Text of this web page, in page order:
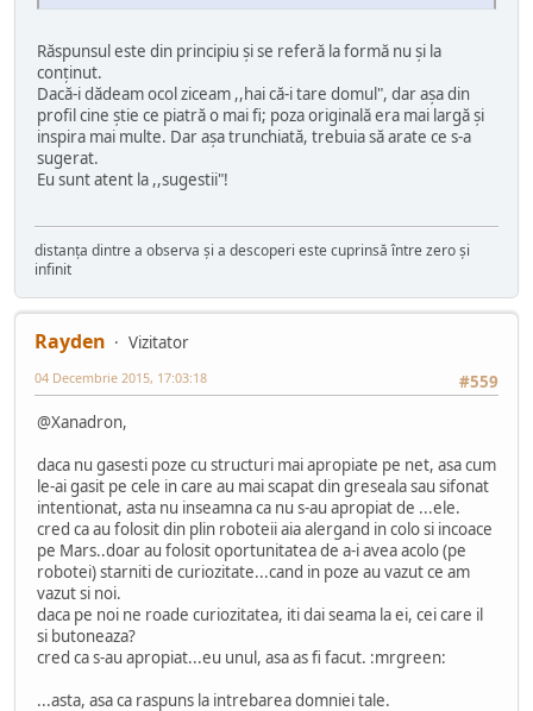
Răspunsul este din principiu și se referă la formă nu și la
conținut.
Dacă-i dădeam ocol ziceam ,,hai că-i tare domul", dar așa din
profil cine știe ce piatră o mai fi; poza originală era mai largă și
inspira mai multe. Dar așa trunchiată, trebuia să arate ce s-a
sugerat.
Eu sunt atent la ,,sugestii"!
distanța dintre a observa și a descoperi este cuprinsă între zero și
infinit
Rayden
Vizitator
#559
04 Decembrie 2015, 17:03:18
@Xanadron,
daca nu gasesti poze cu structuri mai apropiate pe net, asa cum
le-ai gasit pe cele in care au mai scapat din greseala sau sifonat
intentionat, asta nu inseamna ca nu s-au apropiat de ...ele.
cred ca au folosit din plin roboteii aia alergand in colo si incoace
pe Mars..doar au folosit oportunitatea de a-i avea acolo (pe
robotei) starniti de curiozitate...cand in poze au vazut ce am
vazut si noi.
daca pe noi ne roade curiozitatea, iti dai seama la ei, cei care il
si butoneaza?
cred ca s-au apropiat...eu unul, asa as fi facut. :mrgreen:
...asta, asa ca raspuns la intrebarea domniei tale.